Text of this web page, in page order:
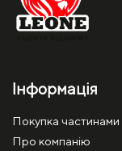
Інформація
Покупка частинами
Про компанію